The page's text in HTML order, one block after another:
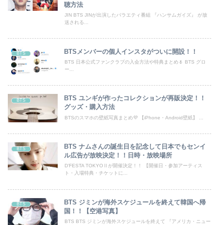
聴方法
JIN BTS JINが出演したバラエティ番組 『ハンサムガイズ』 が放
送される...
BTS BTSメンバーの個人インスタがついに開設！！
BTS 日本公式ファンクラブの入会方法や特典まとめ🌷 BTS グロ
ー...
BTS
BTS ユンギが作ったコレクションが再販決定！！
グッズ・購入方法
BTSのスマホの壁紙写真まとめ💜 【iPhone・Android壁紙】 ...
BTS
BTS ナムさんの誕生日を記念して日本でもセンイ
ル広告が放映決定！！日時・放映場所
D’FESTA TOKYOⅡが開催決定！！ 【開催日・参加アーティス
ト・入場特典・チケットに...
BTS
BTS ジミンが海外スケジュールを終えて韓国へ帰
国！！【空港写真】
BTS BTS ジミンが海外スケジュールを終えて 『アメリカ・ニュー